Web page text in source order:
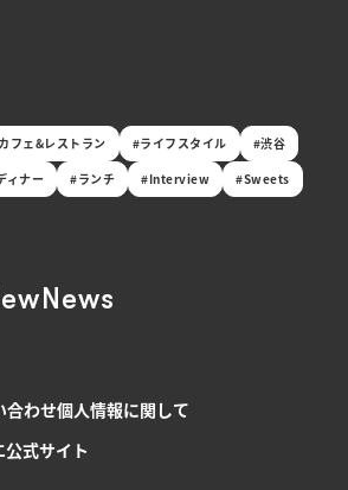
フェ&レストラン #ライフスタイル
#渋谷
ィナー #ランチ #Interview #Sweets
News
合わせ個人情報に関して
式サイト